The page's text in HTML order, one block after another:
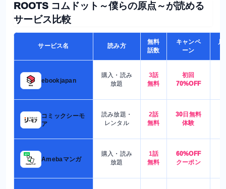
ROOTS コムドット～僕らの原点～が読める
サービス比較
サービス名 読み方
無料
話数
キャンペ
ーン
月
ebookjapan
購入・読み
放題
3話
無料
初回
70%OFF
コミックシーモ
ア
読み放題・
レンタル
2話
無料
30日無料
体験
Amebaマンガ
購入・読み
放題
1話
無料
60%OFF
クーポン